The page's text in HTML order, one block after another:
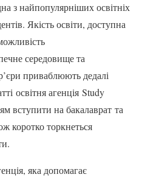
з найпопулярніших освітніх
Якість освіти, доступна
середовище та
приваблюють дедалі
освітня агенція Study
вступити на бакалаврат та
коротко торкнеться
яка допомагає